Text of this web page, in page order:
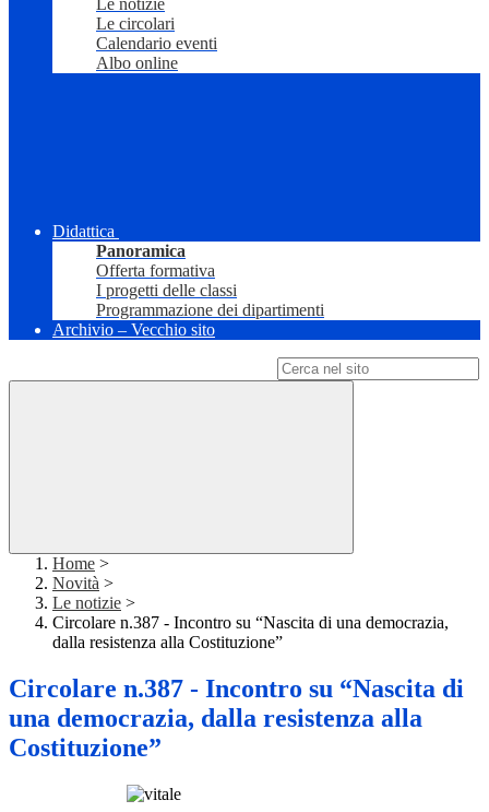
Le notizie
Le circolari
Calendario eventi
Albo online
Didattica
Panoramica
Offerta formativa
I progetti delle classi
Programmazione dei dipartimenti
Archivio – Vecchio sito
Home >
Novità >
Le notizie >
Circolare n.387 - Incontro su “Nascita di una democrazia,
dalla resistenza alla Costituzione”
Circolare n.387 - Incontro su “Nascita di
una democrazia, dalla resistenza alla
Costituzione”